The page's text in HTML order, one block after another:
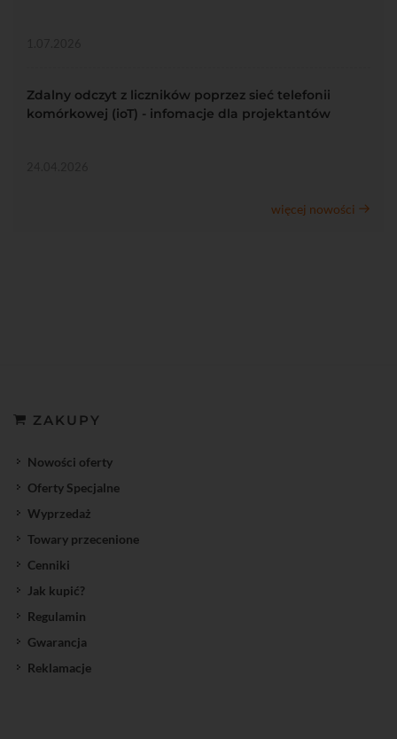
Zdalny odczyt z liczników poprzez sieć telefonii
komórkowej (ioT) - infomacje dla projektantów
więcej nowości
ZAKUPY
Nowości oferty
Oferty Specjalne
Wyprzedaż
Towary przecenione
Cenniki
Jak kupić?
Regulamin
Gwarancja
Reklamacje